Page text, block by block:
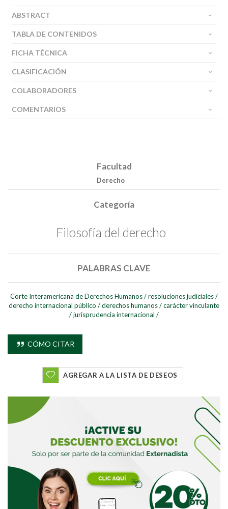
ABSTRACT
TABLA DE CONTENIDOS
FICHA TÉCNICA
CLASIFICACIÓN
COLABORADORES
COMENTARIOS
Facultad
Derecho
Categoría
Filosofía del derecho
PALABRAS CLAVE
Corte Interamericana de Derechos Humanos/resoluciones judiciales/
derecho internacional público /derechos humanos/carácter vinculante
/jurisprudencia internacional /
CÓMO CITAR
AGREGAR A LA LISTA DE DESEOS